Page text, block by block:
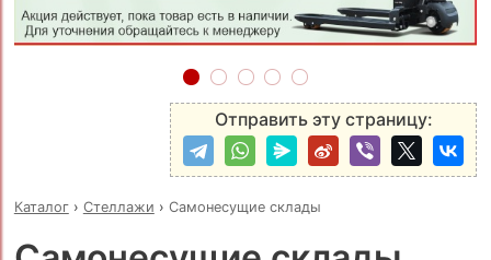
Отправить эту страницу:
Каталог› Стеллажи › Самонесущие склады